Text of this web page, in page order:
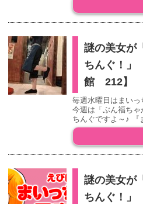
謎の美女が
ちんぐ！」
館 212】
毎週水曜日はまい
今週は「ぶん福ち
ちんぐですよ～♪ 『
謎の美女が
ちんぐ！」